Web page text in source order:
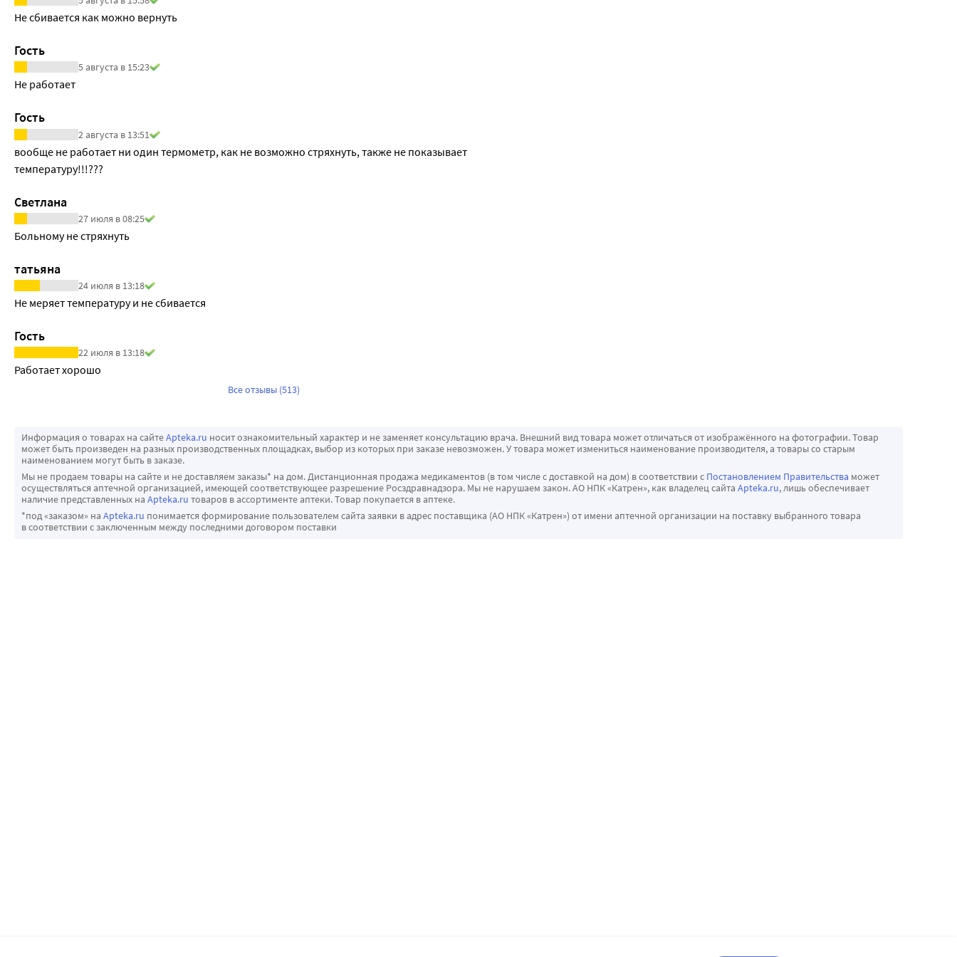
Не сбивается как можно вернуть
Гость
5 августа в 15:23
Не работает
Гость
2 августа в 13:51
вообще не работает ни один термометр, как не возможно стряхнуть, также не показывает
температуру!!!???
Светлана
27 июля в 08:25
Больному не стряхнуть
татьяна
24 июля в 13:18
Не меряет температуру и не сбивается
Гость
22 июля в 13:18
Работает хорошо
Все отзывы (513)
Информация о товарах на сайтеApteka.ru носит ознакомительный характер и не заменяет консультацию врача. Внешний вид товара может отличаться от изображённого на фотографии. Товар
может быть произведен на разных производственных площадках, выбор из которых при заказе невозможен. У товара может измениться наименование производителя, а товары со старым
наименованием могут быть в заказе.
Мы не продаем товары на сайте и не доставляем заказы* на дом. Дистанционная продажа медикаментов (в том числе с доставкой на дом) в соответствии с Постановлением Правительства может
осуществляться аптечной организацией, имеющей соответствующее разрешение Росздравнадзора. Мы не нарушаем закон. АО НПК «Катрен», как владелец сайта Apteka.ru, лишь обеспечивает
наличие представленных на Apteka.ru товаров в ассортименте аптеки. Товар покупается в аптеке.
*под «заказом» на Apteka.ru понимается формирование пользователем сайта заявки в адрес поставщика (АО НПК «Катрен») от имени аптечной организации на поставку выбранного товара
в соответствии с заключенным между последними договором поставки